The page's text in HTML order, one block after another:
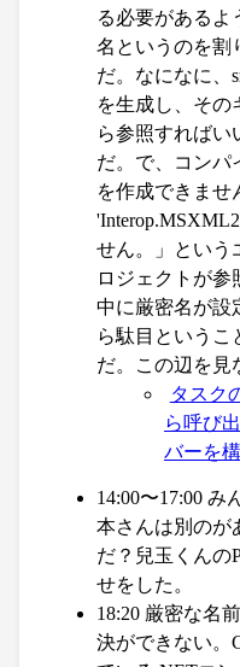
る必要があるよ
名というのを割
だ。なになに、
を生成し、その
ら参照すればい
だ。で、コンパ
を作成できませ
せん。」という
ロジェクトが
中に厳密名が設
ら駄目というこ
だ。この辺を見
タスク
ら呼び
バーを
14:00〜17:00 み
本さんは別のが
だ？兒玉くんの
せをした。
18:20 厳密な名
決ができない。